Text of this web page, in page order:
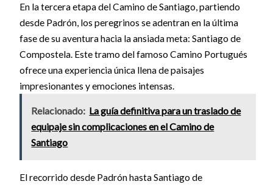
En la tercera etapa del Camino de Santiago, partiendo
desde Padrón, los peregrinos se adentran en la última
fase de su aventura hacia la ansiada meta: Santiago de
Compostela. Este tramo del famoso Camino Portugués
ofrece una experiencia única llena de paisajes
impresionantes y emociones intensas.
Relacionado: La guía definitiva para un traslado de
equipaje sin complicaciones en el Camino de
Santiago
El recorrido desde Padrón hasta Santiago de